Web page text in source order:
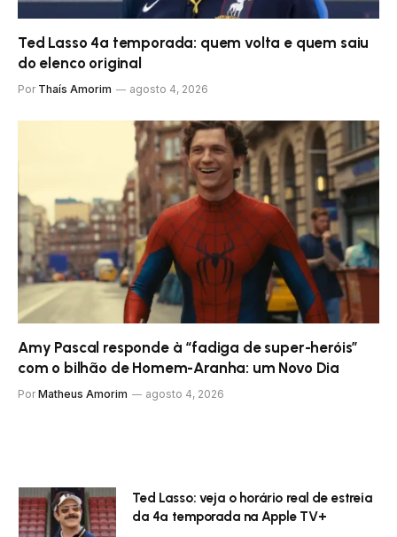
Ted Lasso 4ª temporada: quem volta e quem saiu
do elenco original
Por Thaís Amorim agosto 4, 2026
Amy Pascal responde à “fadiga de super-heróis”
com o bilhão de Homem-Aranha: um Novo Dia
Por Matheus Amorim agosto 4, 2026
Ted Lasso: veja o horário real de estreia
da 4ª temporada na Apple TV+